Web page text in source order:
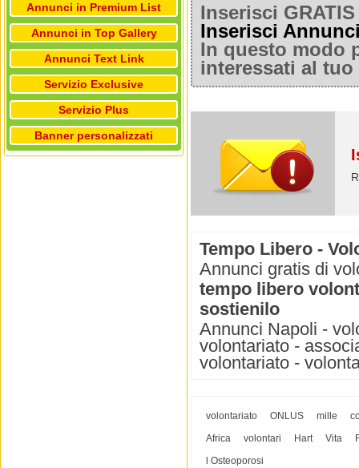
Annunci in Premium List
Annunci in Top Gallery
Annunci Text Link
Servizio Exclusive
Servizio Plus
Banner personalizzati
Inserisci
Inserisci
In questo modo
interessati al
Tempo Libero -
Annunci gratis di
tempo libero
sostienilo
Annunci Napoli -
volontariato -
volontariato -
volontariato ONLUS mille
Africa
volontari Hart Vita
l Osteoporosi